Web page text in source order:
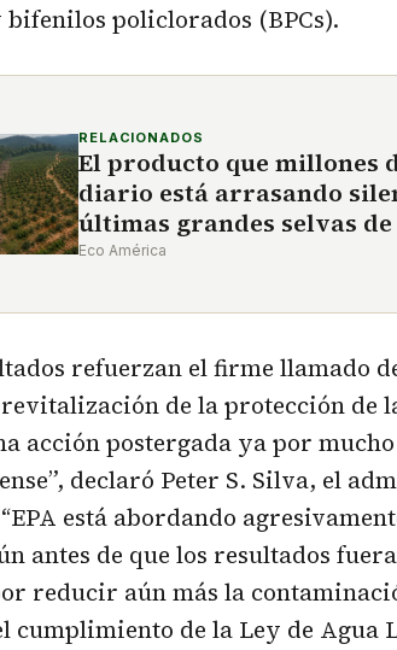
policlorados (BPCs).
RELACIONADOS
El producto que millones
diario está arrasando
últimas grandes selvas
Eco América
refuerzan el firme llamado
de la protección de
acción postergada ya por
declaró Peter S. Silva, el
está abordando
antes de que los resultados
reducir aún más la
cumplimiento de la Ley de Agua